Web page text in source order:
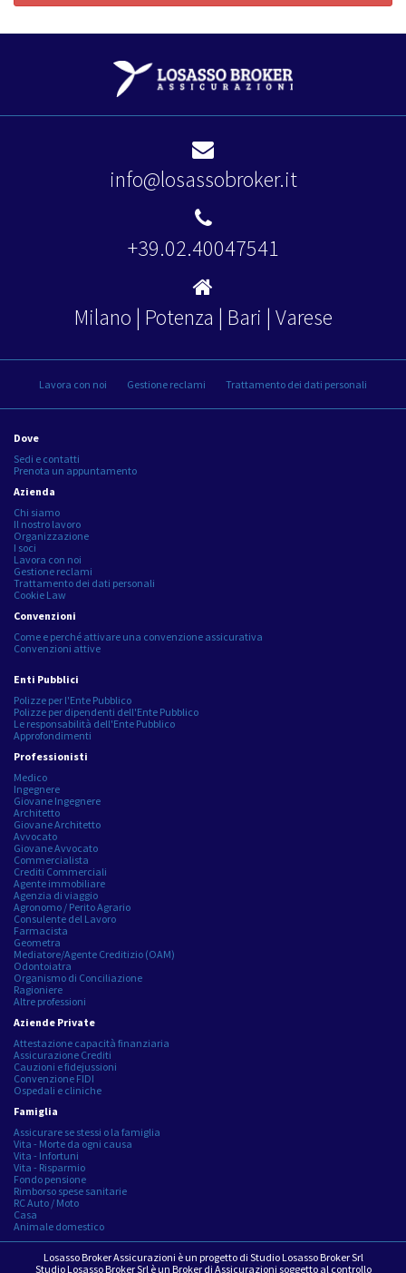
info@losassobroker.it
+39.02.40047541
Milano | Potenza | Bari | Varese
Lavora con noi Gestione reclami Trattamento dei dati personali
Dove
Sedi e contatti
Prenota un appuntamento
Azienda
Chi siamo
Il nostro lavoro
Organizzazione
I soci
Lavora con noi
Gestione reclami
Trattamento dei dati personali
Cookie Law
Convenzioni
Come e perché attivare una convenzione assicurativa
Convenzioni attive
Enti Pubblici
Polizze per l'Ente Pubblico
Polizze per dipendenti dell'Ente Pubblico
Le responsabilità dell'Ente Pubblico
Approfondimenti
Professionisti
Medico
Ingegnere
Giovane Ingegnere
Architetto
Giovane Architetto
Avvocato
Giovane Avvocato
Commercialista
Crediti Commerciali
Agente immobiliare
Agenzia di viaggio
Agronomo / Perito Agrario
Consulente del Lavoro
Farmacista
Geometra
Mediatore/Agente Creditizio (OAM)
Odontoiatra
Organismo di Conciliazione
Ragioniere
Altre professioni
Aziende Private
Attestazione capacità finanziaria
Assicurazione Crediti
Cauzioni e fidejussioni
Convenzione FIDI
Ospedali e cliniche
Famiglia
Assicurare se stessi o la famiglia
Vita - Morte da ogni causa
Vita - Infortuni
Vita - Risparmio
Fondo pensione
Rimborso spese sanitarie
RC Auto / Moto
Casa
Animale domestico
Losasso Broker Assicurazioni è un progetto di Studio Losasso Broker Srl
Studio Losasso Broker Srl è un Broker di Assicurazioni soggetto al controllo